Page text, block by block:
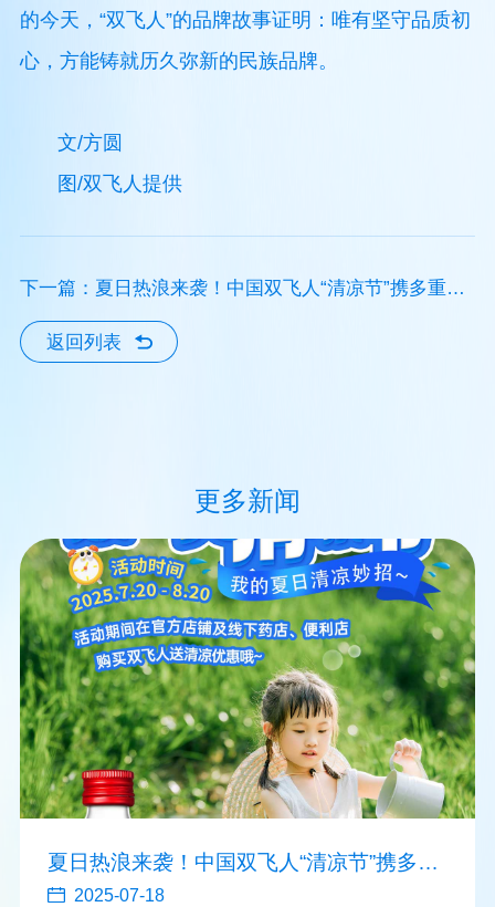
的今天，“双飞人”的品牌故事证明：唯有坚守品质初
心，方能铸就历久弥新的民族品牌。
文/方圆
图/双飞人提供
下一篇：夏日热浪来袭！中国双飞人“清凉节”携多重福
利消暑降温
返回列表
更多新闻
夏日热浪来袭！中国双飞人“清凉节”携多重
福利消暑降温
2025-07-18